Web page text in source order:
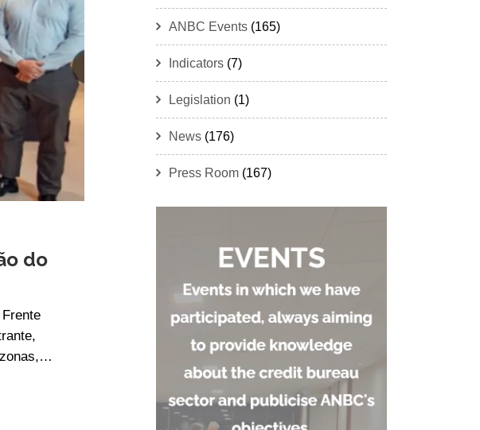
do
ANBC Events (165)
Indicators (7)
Legislation (1)
News (176)
Press Room (167)